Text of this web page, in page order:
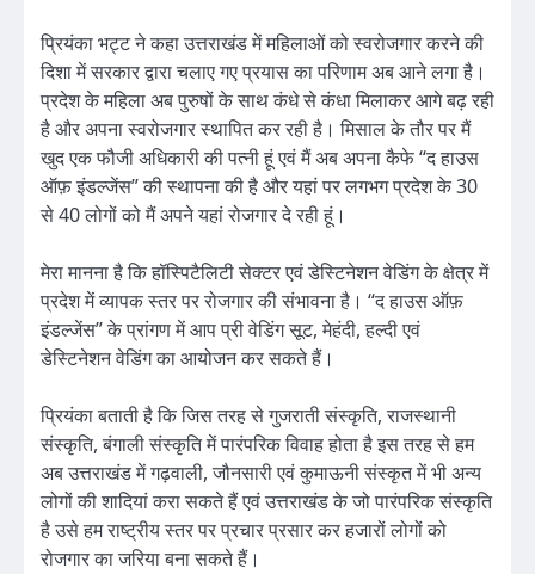
प्रियंका भट्ट ने कहा उत्तराखंड में महिलाओं को स्वरोजगार करने की
दिशा में सरकार द्वारा चलाए गए प्रयास का परिणाम अब आने लगा है।
प्रदेश के महिला अब पुरुषों के साथ कंधे से कंधा मिलाकर आगे बढ़ रही
है और अपना स्वरोजगार स्थापित कर रही है। मिसाल के तौर पर मैं
खुद एक फौजी अधिकारी की पत्नी हूं एवं मैं अब अपना कैफे “द हाउस
ऑफ़ इंडल्जेंस” की स्थापना की है और यहां पर लगभग प्रदेश के 30
से 40 लोगों को मैं अपने यहां रोजगार दे रही हूं।
मेरा मानना है कि हॉस्पिटैलिटी सेक्टर एवं डेस्टिनेशन वेडिंग के क्षेत्र में
प्रदेश में व्यापक स्तर पर रोजगार की संभावना है। “द हाउस ऑफ़
इंडल्जेंस” के प्रांगण में आप प्री वेडिंग सूट, मेहंदी, हल्दी एवं
डेस्टिनेशन वेडिंग का आयोजन कर सकते हैं।
प्रियंका बताती है कि जिस तरह से गुजराती संस्कृति, राजस्थानी
संस्कृति, बंगाली संस्कृति में पारंपरिक विवाह होता है इस तरह से हम
अब उत्तराखंड में गढ़वाली, जौनसारी एवं कुमाऊनी संस्कृत में भी अन्य
लोगों की शादियां करा सकते हैं एवं उत्तराखंड के जो पारंपरिक संस्कृति
है उसे हम राष्ट्रीय स्तर पर प्रचार प्रसार कर हजारों लोगों को
रोजगार का जरिया बना सकते हैं।